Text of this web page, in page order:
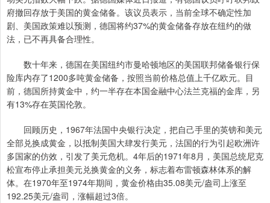
府撤回存放于美国的黄金储备。该议员表示，当前全球不确定性加
剧、美国政策难以预测，德国将约37%的黄金储备存放在纽约的做
法，已不再具备合理性。
数十年来，德国在美国纽约市曼哈顿地区的美国联邦储备银行保
险库内存了1200多吨黄金储备，按照当前价格总值上千亿欧元。目
前，德国所持黄金中，约一半存在本国金融中心法兰克福的金库，另
有13%存在英国伦敦。
回顾历史，1967年法国中央银行决定，把自己手里的英镑和美元
全部兑换成黄金，以抵制美国大肆发行美元，法国的行为引起欧洲许
多国家的仿效，引发了美元危机。4年后的1971年8月，美国总统尼克
松宣布停止承担美元兑换黄金的义务，标志着布雷顿森林体系的解
体。在1970年至1974年期间，‌黄金价格由35.08美元/盎司上涨至
192.25美元/盎司，‌涨幅超过3倍。